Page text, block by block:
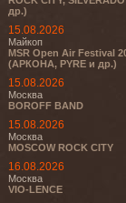
др.)
15.08.2026
Майкоп
MSR Open Air Festival
(АРКОНА, PYRE и др.)
15.08.2026
Москва
BOROFF BAND
15.08.2026
Москва
MOSCOW ROCK CITY
16.08.2026
Москва
VIO-LENCE